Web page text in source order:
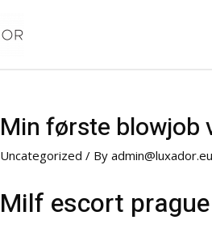
Min første blowjob
Uncategorized / Byadmin@luxador.eu
Milf escort